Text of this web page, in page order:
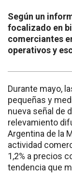
Según un
focalizado en
comerciantes
operativos y
Durante mayo,
pequeñas y
nueva señal de
relevamiento
Argentina de la
actividad
1,2% a precios
tendencia que